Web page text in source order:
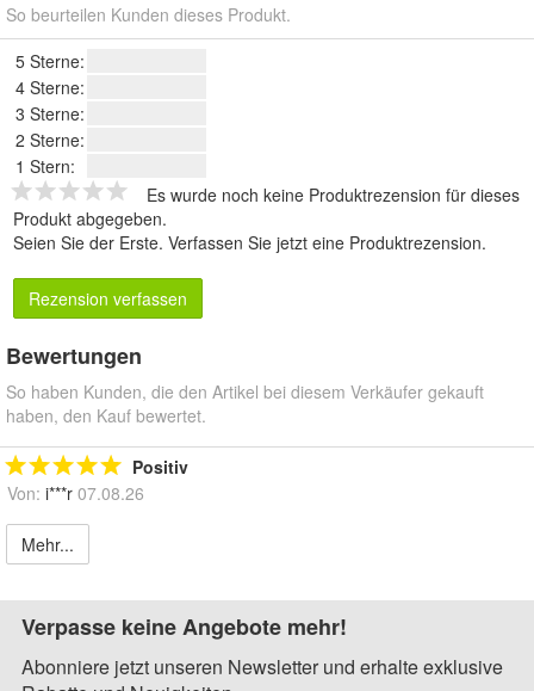
So beurteilen Kunden dieses Produkt.
5 Sterne:
4 Sterne:
3 Sterne:
2 Sterne:
1 Stern:
Es wurde noch keine Produktrezension für dieses
Produkt abgegeben.
Seien Sie der Erste. Verfassen Sie jetzt eine Produktrezension.
Rezension verfassen
Bewertungen
So haben Kunden, die den Artikel bei diesem Verkäufer gekauft
haben, den Kauf bewertet.
Positiv
Von: i***r 07.08.26
Mehr...
Verpasse keine Angebote mehr!
Abonniere jetzt unseren Newsletter und erhalte exklusive